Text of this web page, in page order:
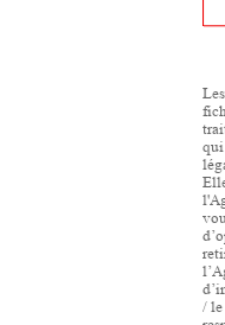
qui
/ le